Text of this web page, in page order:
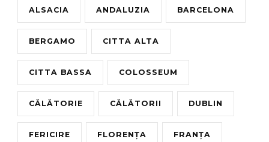
ALSACIA ANDALUZIA BARCELONA
BERGAMO CITTA ALTA
CITTA BASSA COLOSSEUM
CĂLĂTORIE CĂLĂTORII DUBLIN
FERICIRE FLORENȚA FRANȚA